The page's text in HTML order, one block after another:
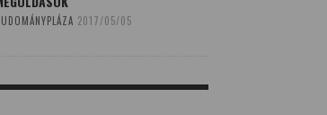
2017/05/05